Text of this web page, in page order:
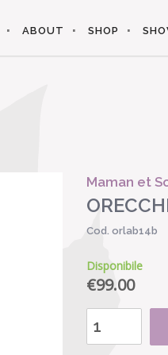
ABOUT SHOP
Maman et
Cod. orlab14b
Disponibile
€99.00